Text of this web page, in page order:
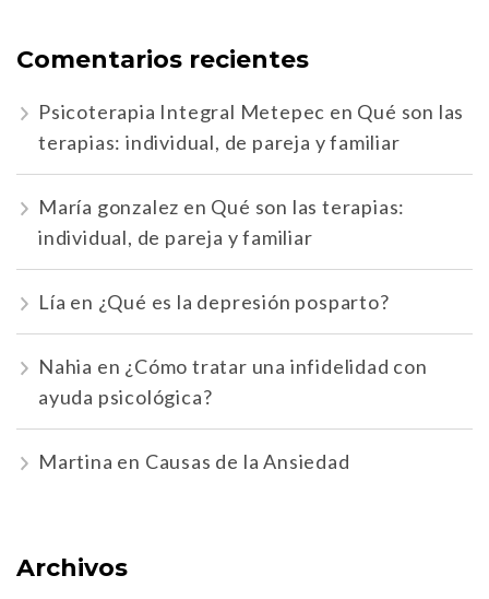
Comentarios recientes
Psicoterapia Integral Metepec en Qué son las
terapias: individual, de pareja y familiar
María gonzalez en Qué son las terapias:
individual, de pareja y familiar
Lía en ¿Qué es la depresión posparto?
Nahia en ¿Cómo tratar una infidelidad con
ayuda psicológica?
Martina en Causas de la Ansiedad
Archivos